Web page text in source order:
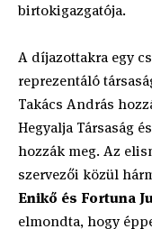
birtokigazgatója.
A díjazottakra egy
reprezentáló
Takács András
Hegyalja Társaság
hozzák meg. Az
szervezői közül
Enikő és Fortuna
elmondta, hogy